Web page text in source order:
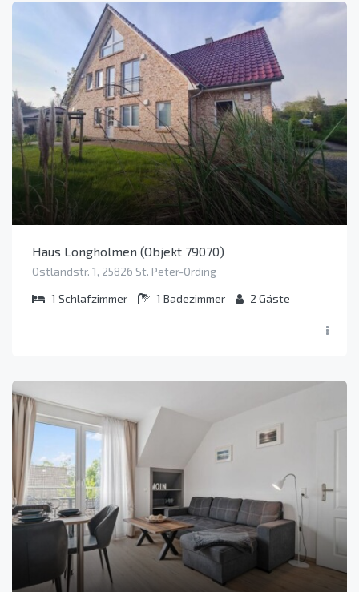
Haus Longholmen (Objekt 79070)
Ostlandstr. 1, 25826 St. Peter-Ording
1 Schlafzimmer 1 Badezimmer 2 Gäste